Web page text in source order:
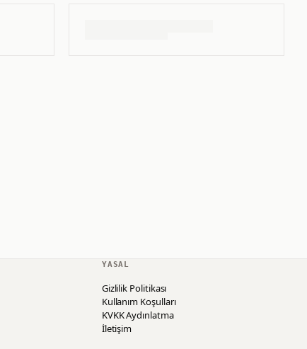
YASAL
Gizlilik Politikası
Kullanım Koşulları
KVKK Aydınlatma
İletişim